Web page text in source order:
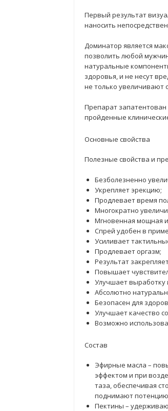
Первый результат
наносить
Доминатор является
позволить любой
натуральные
здоровья, и не несут
не только увеличивают
Препарат
пройденные
Основные свойства
Полезные свойства и
Безболезненно
Укрепляет эрекцию;
Продлевает время
Многократно
Мгновенная мощная
Спрей удобен в
Усиливает
Продлевает оргазм;
Результат
Повышает
Улучшает выработку
Абсолютно
Безопасен для
Улучшает качество
Возможно
Состав
Эфирные масла –
эффектом и при
таза, обеспечивая
поднимают
Пектины –